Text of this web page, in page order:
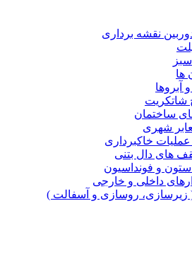
دوربین نقشه برداری
ها
آبروها
ساختمان
شهری
خاکبرداری
های دال بتنی
و فونداسیون
داخلی و خارجی
زیرسازی، روسازی و آسفالت )